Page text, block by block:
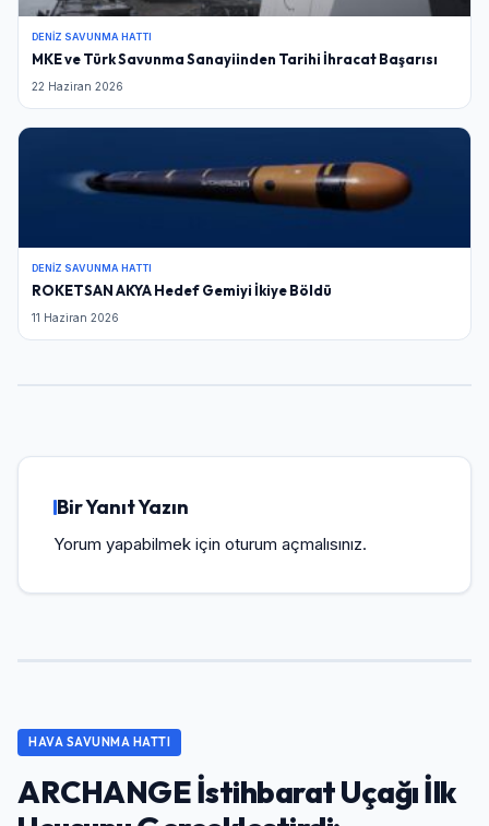
DENIZ SAVUNMA HATTI
MKE ve Türk Savunma Sanayiinden Tarihi İhracat Başarısı
22 Haziran 2026
DENIZ SAVUNMA HATTI
ROKETSAN AKYA Hedef Gemiyi İkiye Böldü
11 Haziran 2026
Bir Yanıt Yazın
Yorum yapabilmek için oturum açmalısınız.
HAVA SAVUNMA HATTI
ARCHANGE İstihbarat Uçağı İlk
Şifre
Beni Hatırla Şifremi Unuttum
Giriş Yap